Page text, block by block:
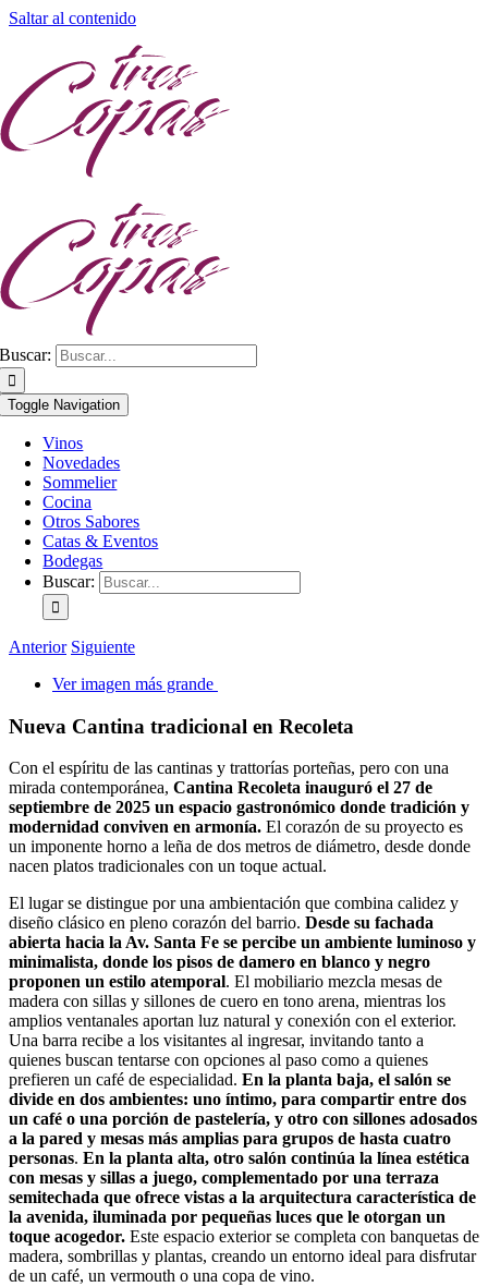
Saltar al contenido
Buscar:
Toggle Navigation
Vinos
Novedades
Sommelier
Cocina
Otros Sabores
Catas & Eventos
Bodegas
Buscar:
Anterior Siguiente
Ver imagen más grande
Nueva Cantina tradicional en Recoleta
Con el espíritu de las cantinas y trattorías porteñas, pero con una
mirada contemporánea, Cantina Recoleta inauguró el 27 de
septiembre de 2025 un espacio gastronómico donde tradición y
modernidad conviven en armonía. El corazón de su proyecto es
un imponente horno a leña de dos metros de diámetro, desde donde
nacen platos tradicionales con un toque actual.
El lugar se distingue por una ambientación que combina calidez y
diseño clásico en pleno corazón del barrio. Desde su fachada
abierta hacia la Av. Santa Fe se percibe un ambiente luminoso y
minimalista, donde los pisos de damero en blanco y negro
proponen un estilo atemporal. El mobiliario mezcla mesas de
madera con sillas y sillones de cuero en tono arena, mientras los
amplios ventanales aportan luz natural y conexión con el exterior.
Una barra recibe a los visitantes al ingresar, invitando tanto a
quienes buscan tentarse con opciones al paso como a quienes
prefieren un café de especialidad. En la planta baja, el salón se
divide en dos ambientes: uno íntimo, para compartir entre dos
un café o una porción de pastelería, y otro con sillones adosados
a la pared y mesas más amplias para grupos de hasta cuatro
personas. En la planta alta, otro salón continúa la línea estética
con mesas y sillas a juego, complementado por una terraza
semitechada que ofrece vistas a la arquitectura característica de
la avenida, iluminada por pequeñas luces que le otorgan un
toque acogedor. Este espacio exterior se completa con banquetas de
madera, sombrillas y plantas, creando un entorno ideal para disfrutar
de un café, un vermouth o una copa de vino.